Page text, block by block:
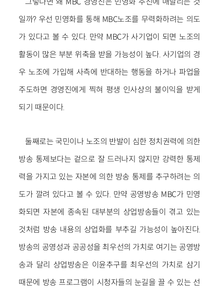
일까? 우선 민영화를 통해 MBC노조를 무력화하려는 의도
가 있다고 볼 수 있다. 만약 MBC가 사기업이 되면 노조의
활동이 많은 부분 위축을 받을 가능성이 높다. 사기업의 경
우 노조에 가입해 사측에 반대하는 행동을 하거나 파업을
주도하면 경영진에게 찍혀 평생 인사상의 불이익을 받게
되기 때문이다.
둘째로는 국민이나 노조의 반발이 심한 정치권력에 의한
방송 통제보다는 겉으로 잘 드러나지 않지만 강력한 통제
력을 가지고 있는 자본에 의한 방송 통제를 추구하려는 의
도가 깔려 있다고 볼 수 있다. 만약 공영방송 MBC가 민영
화되면 자본에 종속된 대부분의 상업방송들이 겪고 있는
것처럼 방송 내용의 상업화를 부추길 가능성이 높아진다.
방송의 공영성과 공공성을 최우선의 가치로 여기는 공영방
송과 달리 상업방송은 이윤추구를 최우선의 가치로 삼기
때문에 방송 프로그램이 시청자들의 눈길을 끌 수 있는 선